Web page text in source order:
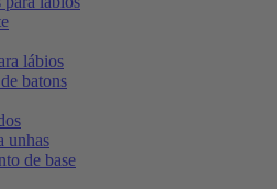
lábios
batons
unhas
de base